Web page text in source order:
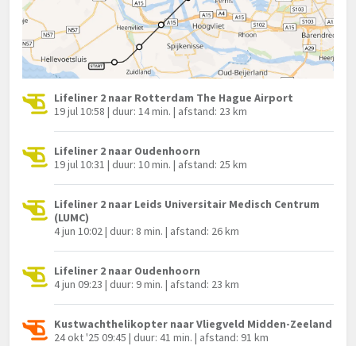
Lifeliner 2 naar Rotterdam The Hague Airport
19 jul 10:58 | duur: 14 min. | afstand: 23 km
Lifeliner 2 naar Oudenhoorn
19 jul 10:31 | duur: 10 min. | afstand: 25 km
Lifeliner 2 naar Leids Universitair Medisch Centrum
(LUMC)
4 jun 10:02 | duur: 8 min. | afstand: 26 km
Lifeliner 2 naar Oudenhoorn
4 jun 09:23 | duur: 9 min. | afstand: 23 km
Kustwachthelikopter naar Vliegveld Midden-Zeeland
24 okt '25 09:45 | duur: 41 min. | afstand: 91 km